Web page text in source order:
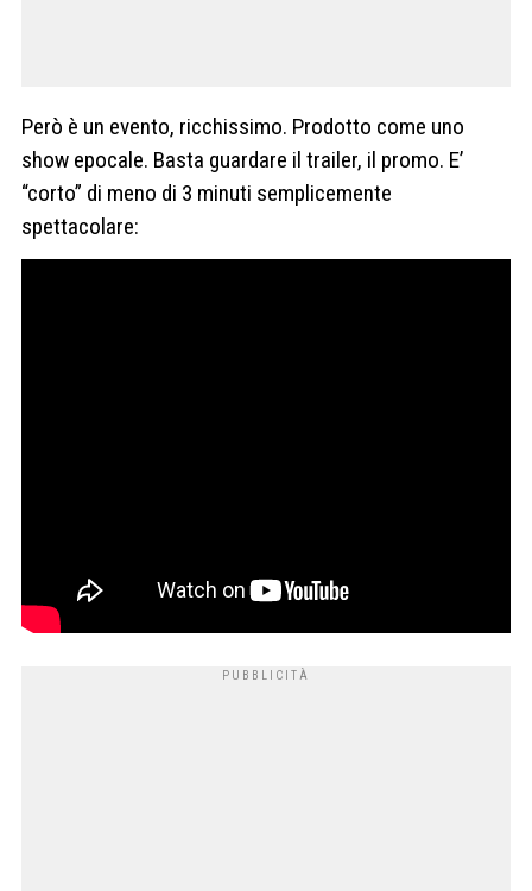
Però è un evento, ricchissimo. Prodotto come uno
show epocale. Basta guardare il trailer, il promo. E’
“corto” di meno di 3 minuti semplicemente
spettacolare: